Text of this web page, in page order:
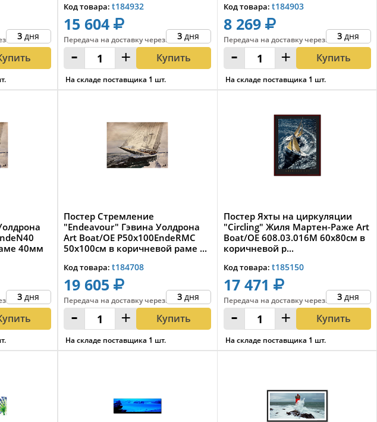
: 3 дня
Код товара:t184932
15 604
Передача на доставкучерез: 3 дня
- + Купить
На складе поставщика 1 шт.
Код товара:t184903
8 269
Передача на доставкучерез: 3 дня
- + Купить
На складе поставщика 1 шт.
40мм
: 3 дня
Постер Стремление
"Endeavour" Гэвина Уолдрона
Art Boat/OE P50x100EndeRMC
50x100см в коричневой раме ...
Код товара:t184708
19 605
Передача на доставкучерез: 3 дня
- + Купить
На складе поставщика 1 шт.
Постер Яхты на циркуляции
"Circling" Жиля Мартен-Раже Art
Boat/OE 608.03.016M 60x80см в
коричневой р...
Код товара:t185150
17 471
Передача на доставкучерез: 3 дня
- + Купить
На складе поставщика 1 шт.